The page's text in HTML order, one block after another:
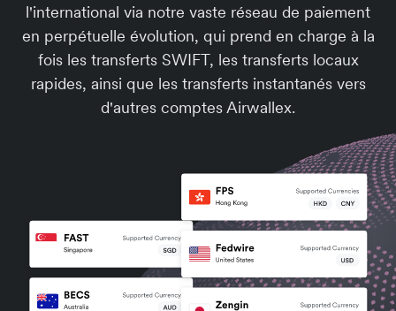
l'international via notre vaste réseau de paiement
en perpétuelle évolution, qui prend en charge à la
fois les transferts SWIFT, les transferts locaux
rapides, ainsi que les transferts instantanés vers
d'autres comptes Airwallex.